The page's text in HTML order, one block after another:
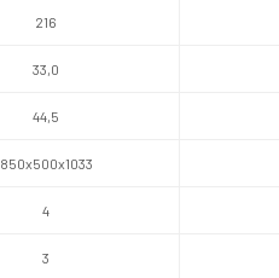
216
33,0
44,5
850x500x1033
4
3